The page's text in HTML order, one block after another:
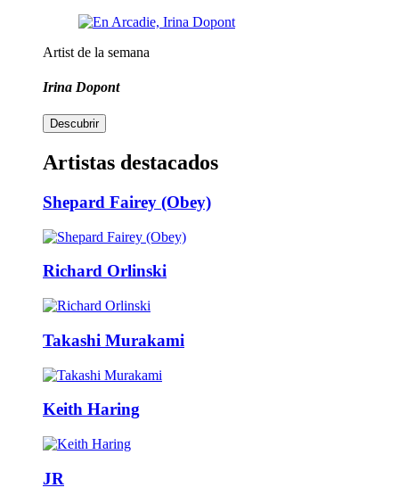
Artist de la semana
Irina Dopont
Descubrir
Artistas destacados
Shepard Fairey (Obey)
Richard Orlinski
Takashi Murakami
Keith Haring
JR